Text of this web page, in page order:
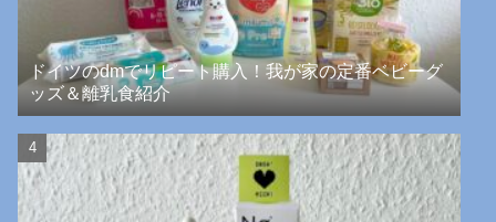
ドイツのdmでリピート購入！我が家の定番ベビーグ
ッズ＆離乳食紹介